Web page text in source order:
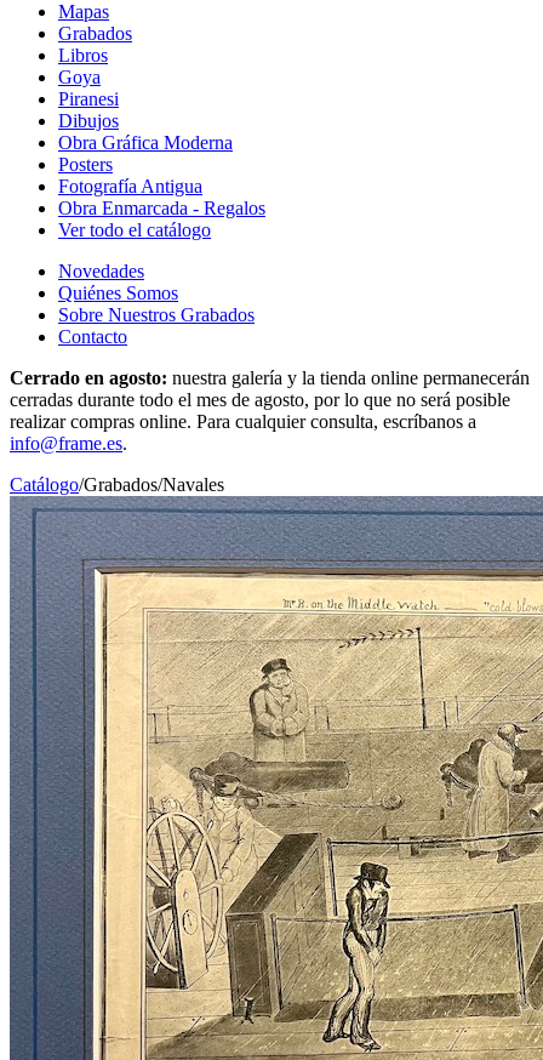
Mapas
Grabados
Libros
Goya
Piranesi
Dibujos
Obra Gráfica Moderna
Posters
Fotografía Antigua
Obra Enmarcada - Regalos
Ver todo el catálogo
Novedades
Quiénes Somos
Sobre Nuestros Grabados
Contacto
Cerrado en agosto: nuestra galería y la tienda online permanecerán
cerradas durante todo el mes de agosto, por lo que no será posible
realizar compras online. Para cualquier consulta, escríbanos a
info@frame.es.
Catálogo/Grabados/Navales